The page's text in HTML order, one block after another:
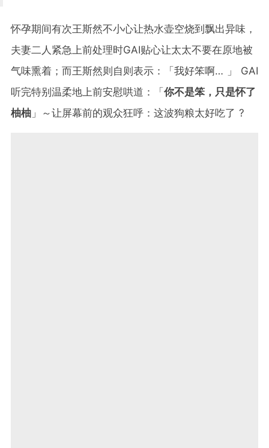
怀孕期间有次王斯然不小心让热水壶空烧到飘出异味，
夫妻二人紧急上前处理时GAI贴心让太太不要在原地被
气味熏着；而王斯然则自则表示：「我好笨啊… 」 GAI
听完特别温柔地上前安慰哄道：「你不是笨，只是怀了
柚柚 」～让屏幕前的观众狂呼：这波狗粮太好吃了 ?